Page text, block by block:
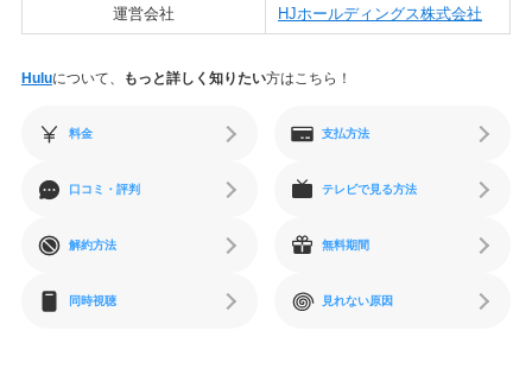
運営会社 HJホールディングス株式会社
Huluについて、 もっと詳しく知りたい方はこちら！
料金 支払方法
口コミ・評判 テレビで見る方法
解約方法 無料期間
同時視聴 見れない原因